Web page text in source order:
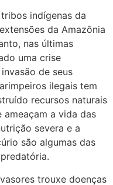
indígenas da
da Amazônia
nas últimas
uma crise
de seus
ilegais tem
recursos naturais
a vida das
severa e a
são algumas das
trouxe doenças